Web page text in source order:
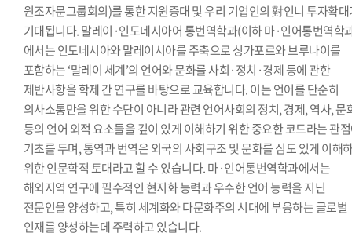
원조자문그룹회의)를 통한 지원증대 및 우리 기업인의 對인니 투자확
기대됩니다. 말레이·인도네시아어 통번역학과(이하 마·인어통번역학
에서는 인도네시아와 말레이시아를 주축으로 싱가포르와 브루나이를
포함하는 ‘말레이 세계’의 언어와 문화를 사회·정치·경제 등에 관한
제반사항을 학제 간 연구를 바탕으로 교육합니다. 이는 언어를 단순히
의사소통만을 위한 수단이 아니라 관련 언어사회의 정치, 경제, 역사, 문
등의 언어 외적 요소들을 깊이 있게 이해하기 위한 중요한 코드라는 관
기초를 두며, 통역과 번역은 외국의 사회구조 및 문화를 심도 있게 이해
위한 인문학적 토대라고 할 수 있습니다. 마·인어통번역학과에서는
해외지역 연구에 필수적인 현지화 능력과 우수한 언어 능력을 지닌
전문인을 양성하고, 특히 세계화와 다문화주의 시대에 부응하는 글로벌
인재를 양성하는데 주력하고 있습니다.